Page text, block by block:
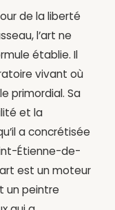
de la liberté
l’art ne
établie. Il
vivant où
primordial. Sa
et la
a concrétisée
Étienne-de-
est un moteur
un peintre